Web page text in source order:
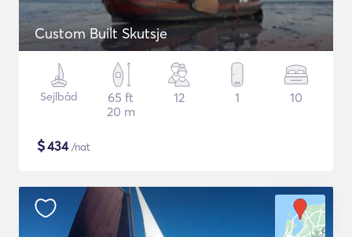
Custom Built Skutsje
Sejlbåd
65 ft
20 m
12 1 10
$434/nat